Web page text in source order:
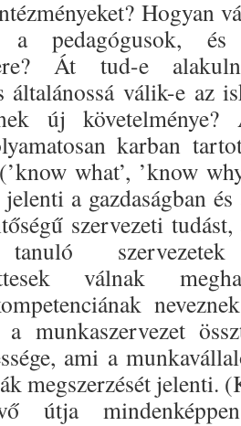
Hogyan
a pedagógusok, és
Át tud-e
általánossá válik-e az
új
karban
what’, ’know
a gazdaságban
szervezeti
tanuló
válnak
munkaszervezet
ami a
megszerzését jelenti.
útja